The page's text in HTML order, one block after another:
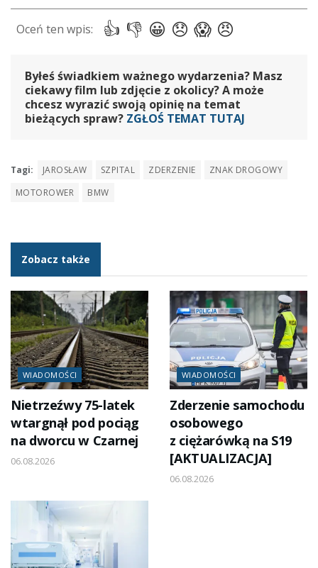
Byłeś świadkiem ważnego wydarzenia? Masz
ciekawy film lub zdjęcie z okolicy? A może
chcesz wyrazić swoją opinię na temat
bieżących spraw? ZGŁOŚ TEMAT TUTAJ
Tagi: JAROSŁAW SZPITAL ZDERZENIE
ZNAK DROGOWY
MOTOROWER
BMW
Zobacz także
WIADOMOŚCI
Nietrzeźwy 75-latek
wtargnął pod pociąg
na dworcu w Czarnej
06.08.2026
WIADOMOŚCI
Zderzenie samochodu
osobowego
z ciężarówką na S19
[AKTUALIZACJA]
06.08.2026